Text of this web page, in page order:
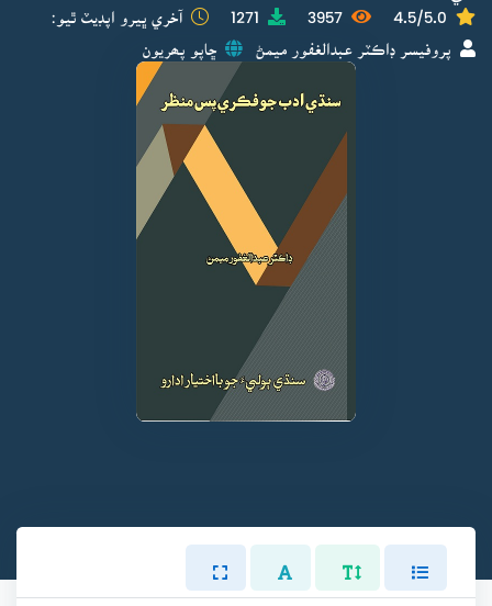
4.5/5.0
3957
1271 آخري ڀيرو اپڊيٽ ٿيو:
پروفيسر ڊاڪٽر عبدالغفور ميمڻ ڇاپو پھريون